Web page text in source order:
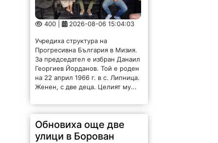
400 | 2026-08-06 15:04:03
Учредиха структура на
Прогресивна България в Мизия.
За председател е избран Данаил
Георгиев Йорданов. Той е роден
на 22 април 1966 г. в с. Липница.
Женен, с две деца. Целият му...
Обновиха още две
улици в Борован